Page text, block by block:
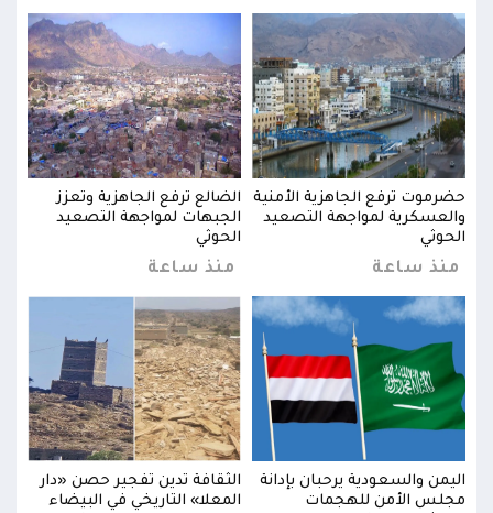
حضرموت ترفع الجاهزية الأمنية
والعسكرية لمواجهة التصعيد
الحوثي
منذ ساعة
الضالع ترفع الجاهزية وتعزز
الجبهات لمواجهة التصعيد
الحوثي
منذ ساعة
اليمن والسعودية يرحبان بإدانة
مجلس الأمن للهجمات
الثقافة تدين تفجير حصن «دار
المعلا» التاريخي في البيضاء